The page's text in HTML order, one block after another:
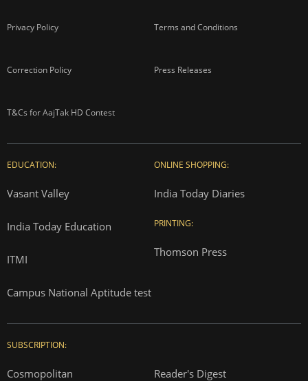
Privacy Policy Terms and Conditions
Correction Policy Press Releases
T&Cs for AajTak HD Contest
EDUCATION:
Vasant Valley
India Today Education
ITMI
Campus National Aptitude test
ONLINE SHOPPING:
India Today Diaries
PRINTING:
Thomson Press
SUBSCRIPTION:
Cosmopolitan Reader's Digest